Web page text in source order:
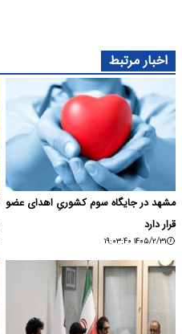
اخبار مرتبط
مشهد در جایگاه سوم کشوریِ اهدای عضو
قرار دارد
۱۴۰۵/۲/۳۱ ۱۹:۰۳:۴۰